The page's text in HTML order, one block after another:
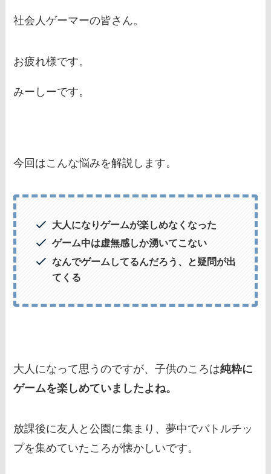
社会人ゲーマーの皆さん。
お疲れ様です。
みーしーです。
今回はこんな悩みを解説します。
大人になりゲームが楽しめなくなった
ゲーム中は虚無感しか湧いてこない
なんでゲームしてるんだろう、と疑問が出
てくる
大人になって思うのですが、子供のころは純粋に
ゲームを楽しめていましたよね。
放課後に友人と公園に集まり、夢中でバトルチッ
プを集めていたころが懐かしいです。